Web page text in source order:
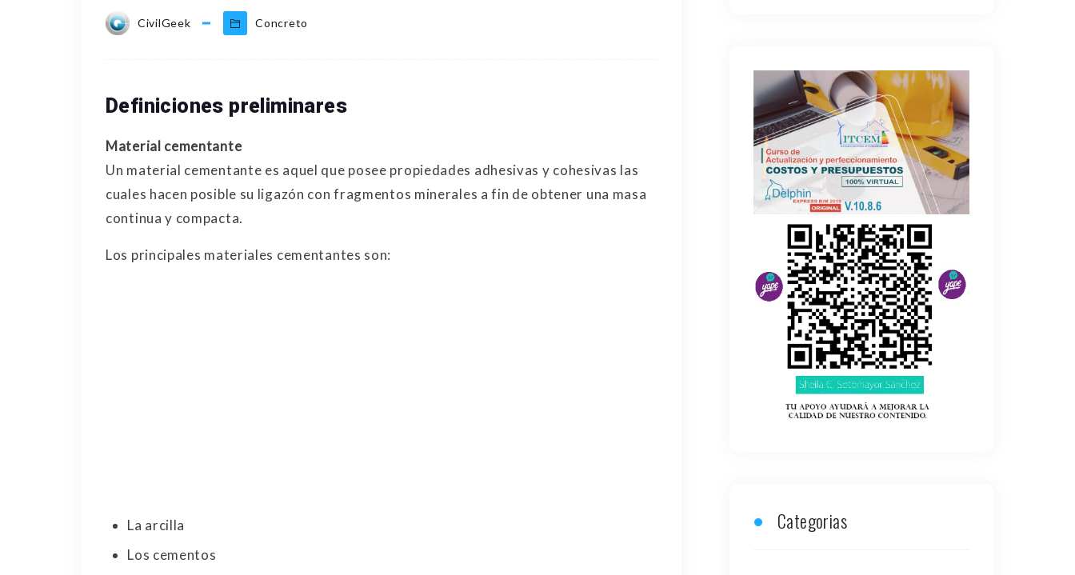
CivilGeek Concreto
Definiciones preliminares
Material cementante
Un material cementante es aquel que posee propiedades adhesivas y cohesivas las
cuales hacen posible su ligazón con fragmentos minerales a fin de obtener una masa
continua y compacta.
Los principales materiales cementantes son:
La arcilla
Los cementos
Categorias